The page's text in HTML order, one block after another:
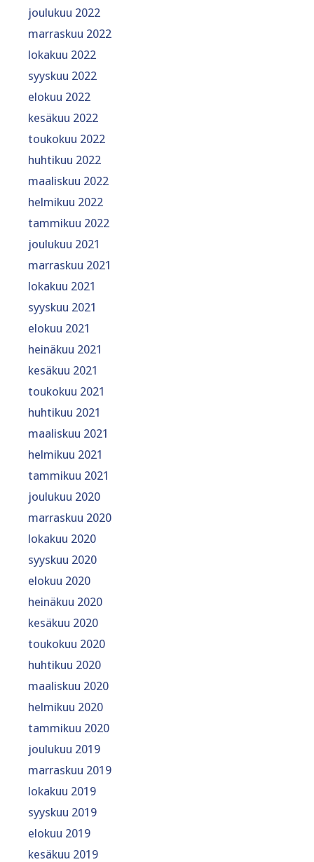
joulukuu 2022
marraskuu 2022
lokakuu 2022
syyskuu 2022
elokuu 2022
kesäkuu 2022
toukokuu 2022
huhtikuu 2022
maaliskuu 2022
helmikuu 2022
tammikuu 2022
joulukuu 2021
marraskuu 2021
lokakuu 2021
syyskuu 2021
elokuu 2021
heinäkuu 2021
kesäkuu 2021
toukokuu 2021
huhtikuu 2021
maaliskuu 2021
helmikuu 2021
tammikuu 2021
joulukuu 2020
marraskuu 2020
lokakuu 2020
syyskuu 2020
elokuu 2020
heinäkuu 2020
kesäkuu 2020
toukokuu 2020
huhtikuu 2020
maaliskuu 2020
helmikuu 2020
tammikuu 2020
joulukuu 2019
marraskuu 2019
lokakuu 2019
syyskuu 2019
elokuu 2019
kesäkuu 2019